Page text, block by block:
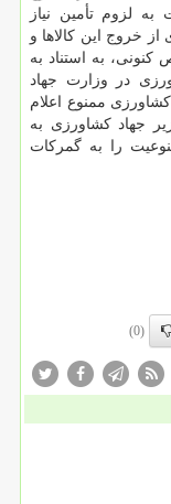
لزوم تأمین نیاز
خروج این كالاها و
به استناد به
در وزارت جهاد
كشاورزی ممنوع اعلام
جهاد كشاورزی به
را به گمركات
(0)